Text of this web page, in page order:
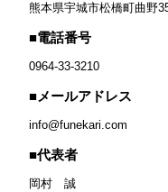
熊本県宇城市松橋町曲野
電話番号
0964-33-3210
メールアドレス
info@funekari.com
代表者
岡村 誠